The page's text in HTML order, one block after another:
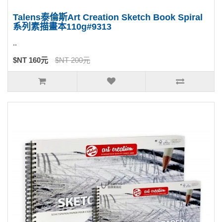
Talens泰倫斯Art Creation Sketch Book Spiral
系列素描畫本110g#9313
..
$NT 160元 $NT 200元